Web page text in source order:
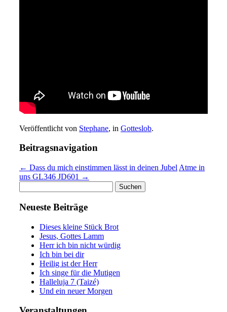
Veröffentlicht von Stephane, in Gotteslob.
Beitragsnavigation
← Dass du mich einstimmen lässt in deinen Jubel Atme in
uns GL346 JD601 →
nach:
Neueste Beiträge
Dieses kleine Stück Brot
Jesus, Gottes Lamm
Herr ich bin nicht würdig
Ich bin bei dir
Heilig ist der Herr
Ich singe für die Mutigen
Halleluja 7 (Taizé)
Und ein neuer Morgen